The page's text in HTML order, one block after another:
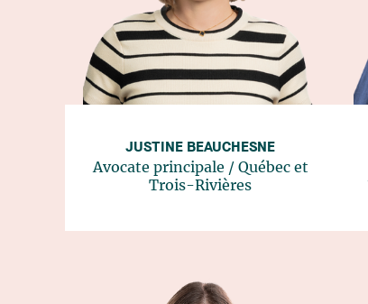
JUSTINE BEAUCHESNE
Avocate principale / Québecet
Trois-Rivières